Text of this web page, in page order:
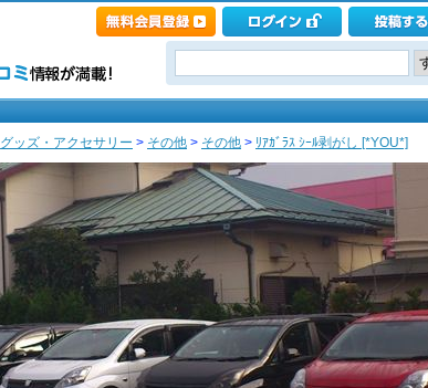
グッズ・アクセサリー > その他 > その他 > ﾘｱｶﾞﾗｽ ｼｰﾙ剥がし [*YOU*]